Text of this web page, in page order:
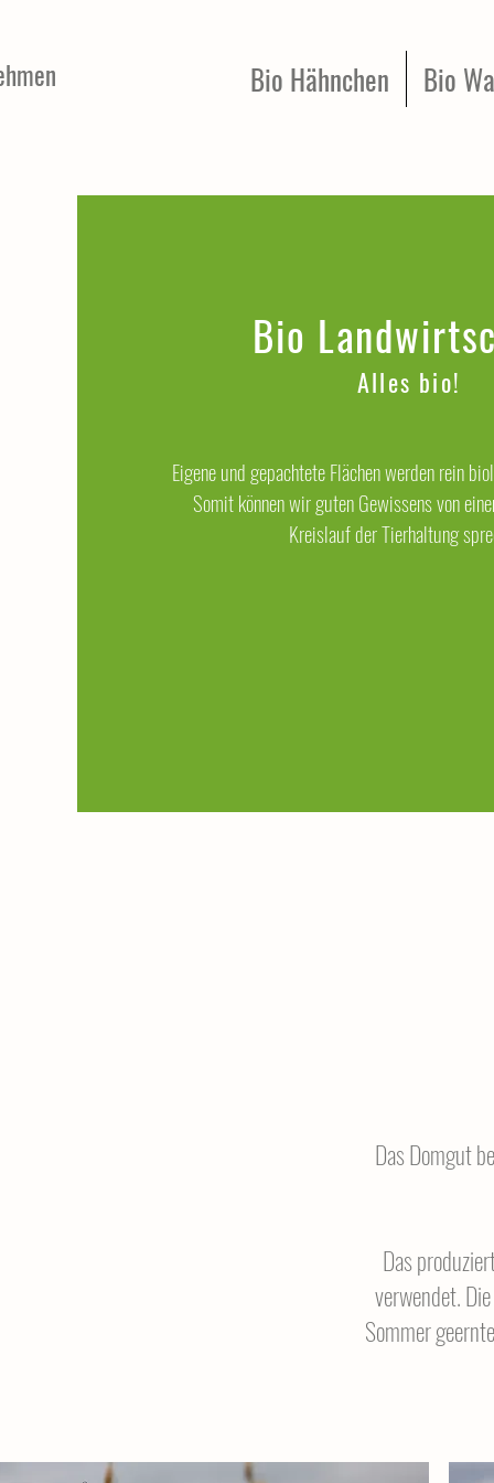
Bio Hähnchen Bio
Bio
Alles bio!
Eigene und gepachtete Flächen werden rein
Somit können wir guten Gewissens von
Kreislauf der Tierhaltung
Das Domgut
Das
verwendet.
Sommer